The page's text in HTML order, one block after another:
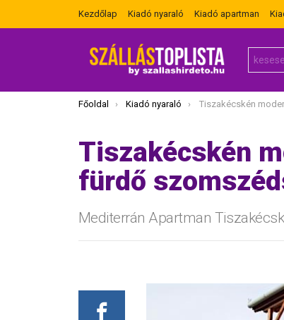
Kezdőlap Kiadó nyaraló Kiadó apartman
for:
Itt vagy most:
Főoldal Kiadó nyaraló Tiszakécskén modern apartman
Tiszakécskén
fürdő
Mediterrán Apartman